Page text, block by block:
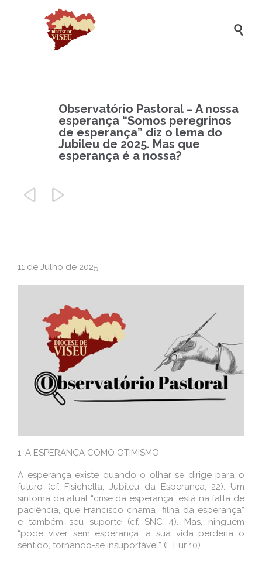

Observatório Pastoral – A nossa
esperança “Somos peregrinos
de esperança” diz o lema do
Jubileu de 2025. Mas que
esperança é a nossa?
 
11 de Julho de 2025
1. A ESPERANÇA COMO OTIMISMO
A esperança existe quando o olhar se dirige para o
futuro (cf. Fisichella, Jubileu da Esperança, 22). Um
sintoma da atual “crise da esperança” está na falta de
paciência, que Francisco chama “filha da esperança”
e também seu suporte (cf. SNC 4). Mas, ninguém
“pode viver sem esperança: a sua vida perderia o
sentido, tornando-se insuportável” (E.Eur 10).